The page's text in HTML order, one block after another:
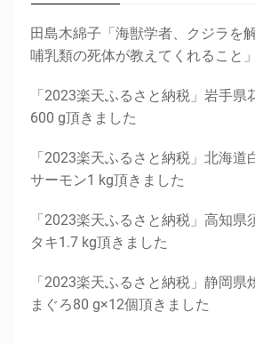
田島木綿子「海獣学者、クジラを
哺乳類の死体が教えてくれること」
「2023楽天ふるさと納税」岩手県
600 g頂きました
「2023楽天ふるさと納税」北海道
サーモン1 kg頂きました
「2023楽天ふるさと納税」高知県
タキ1.7 kg頂きました
「2023楽天ふるさと納税」静岡県
まぐろ80 g×12個頂きました